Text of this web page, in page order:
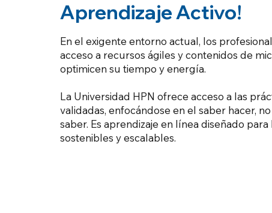
Aprendizaje Activo!
En el exigente entorno actual, los
acceso a recursos ágiles y contenidos de
optimicen su tiempo y energía.
La Universidad HPN ofrece acceso a las
validadas, enfocándose en el saber hacer,
saber. Es aprendizaje en línea diseñado
sostenibles y escalables.